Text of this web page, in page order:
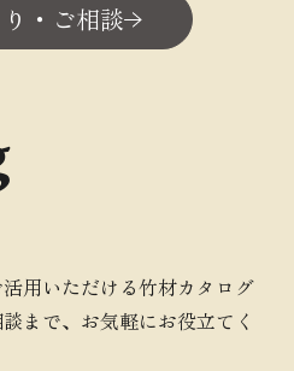
・ご相談
用いただける竹材カタログ
まで、お気軽にお役立てく